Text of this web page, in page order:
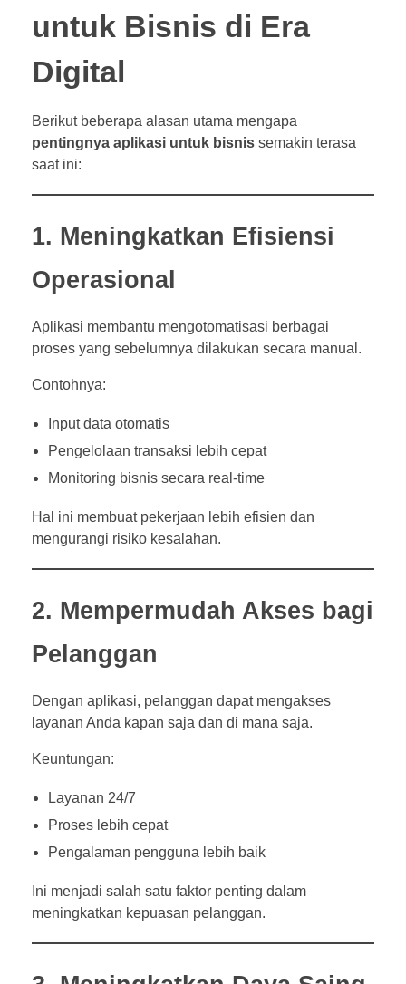
untuk Bisnis di Era
Digital
Berikut beberapa alasan utama mengapa
pentingnya aplikasi untuk bisnis semakin terasa
saat ini:
1. Meningkatkan Efisiensi
Operasional
Aplikasi membantu mengotomatisasi berbagai
proses yang sebelumnya dilakukan secara manual.
Contohnya:
Input data otomatis
Pengelolaan transaksi lebih cepat
Monitoring bisnis secara real-time
Hal ini membuat pekerjaan lebih efisien dan
mengurangi risiko kesalahan.
2. Mempermudah Akses bagi
Pelanggan
Dengan aplikasi, pelanggan dapat mengakses
layanan Anda kapan saja dan di mana saja.
Keuntungan:
Layanan 24/7
Proses lebih cepat
Pengalaman pengguna lebih baik
Ini menjadi salah satu faktor penting dalam
meningkatkan kepuasan pelanggan.